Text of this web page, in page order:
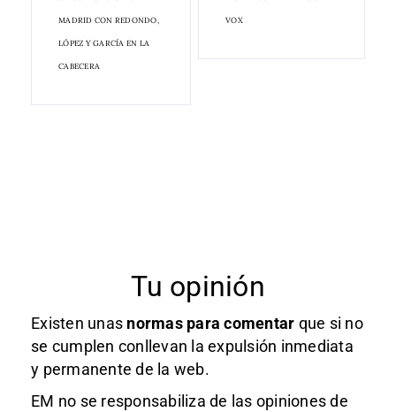
MADRID CON REDONDO,
LÓPEZ Y GARCÍA EN LA
CABECERA
VOX
Tu opinión
Existen unas normas para comentar que si no
se cumplen conllevan la expulsión inmediata
y permanente de la web.
EM no se responsabiliza de las opiniones de